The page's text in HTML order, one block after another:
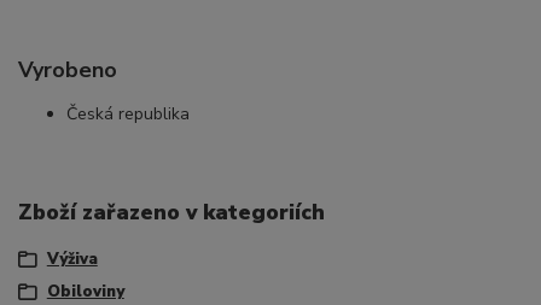
Vyrobeno
Česká republika
Zboží zařazeno v kategoriích
Výživa
Obiloviny